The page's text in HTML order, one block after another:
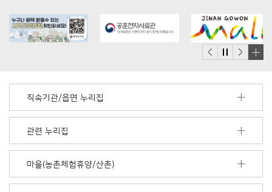
더
기
직속기관/읍면 누리집
관련 누리집
마을(농촌체험휴양/산촌)